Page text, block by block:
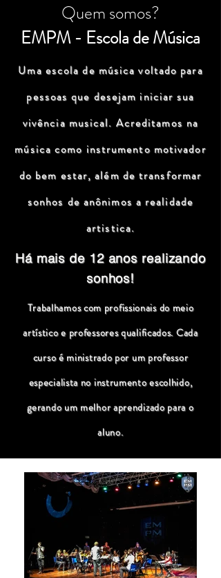
Quem somos?
EMPM - Escola de Música
Uma escola de música voltado para
pessoas que desejam iniciar sua
vivência musical. Acreditamos na
música como instrumento motivador
do bem estar, além de transformar
sonhos de anônimos a realidade
artistica.
Há mais de 12 anos realizando
sonhos!
Trabalhamos com profissionais do meio
artístico e professores qualificados. Cada
curso é ministrado por um professor
especialista no instrumento escolhido,
gerando um melhor aprendizado para o
aluno.